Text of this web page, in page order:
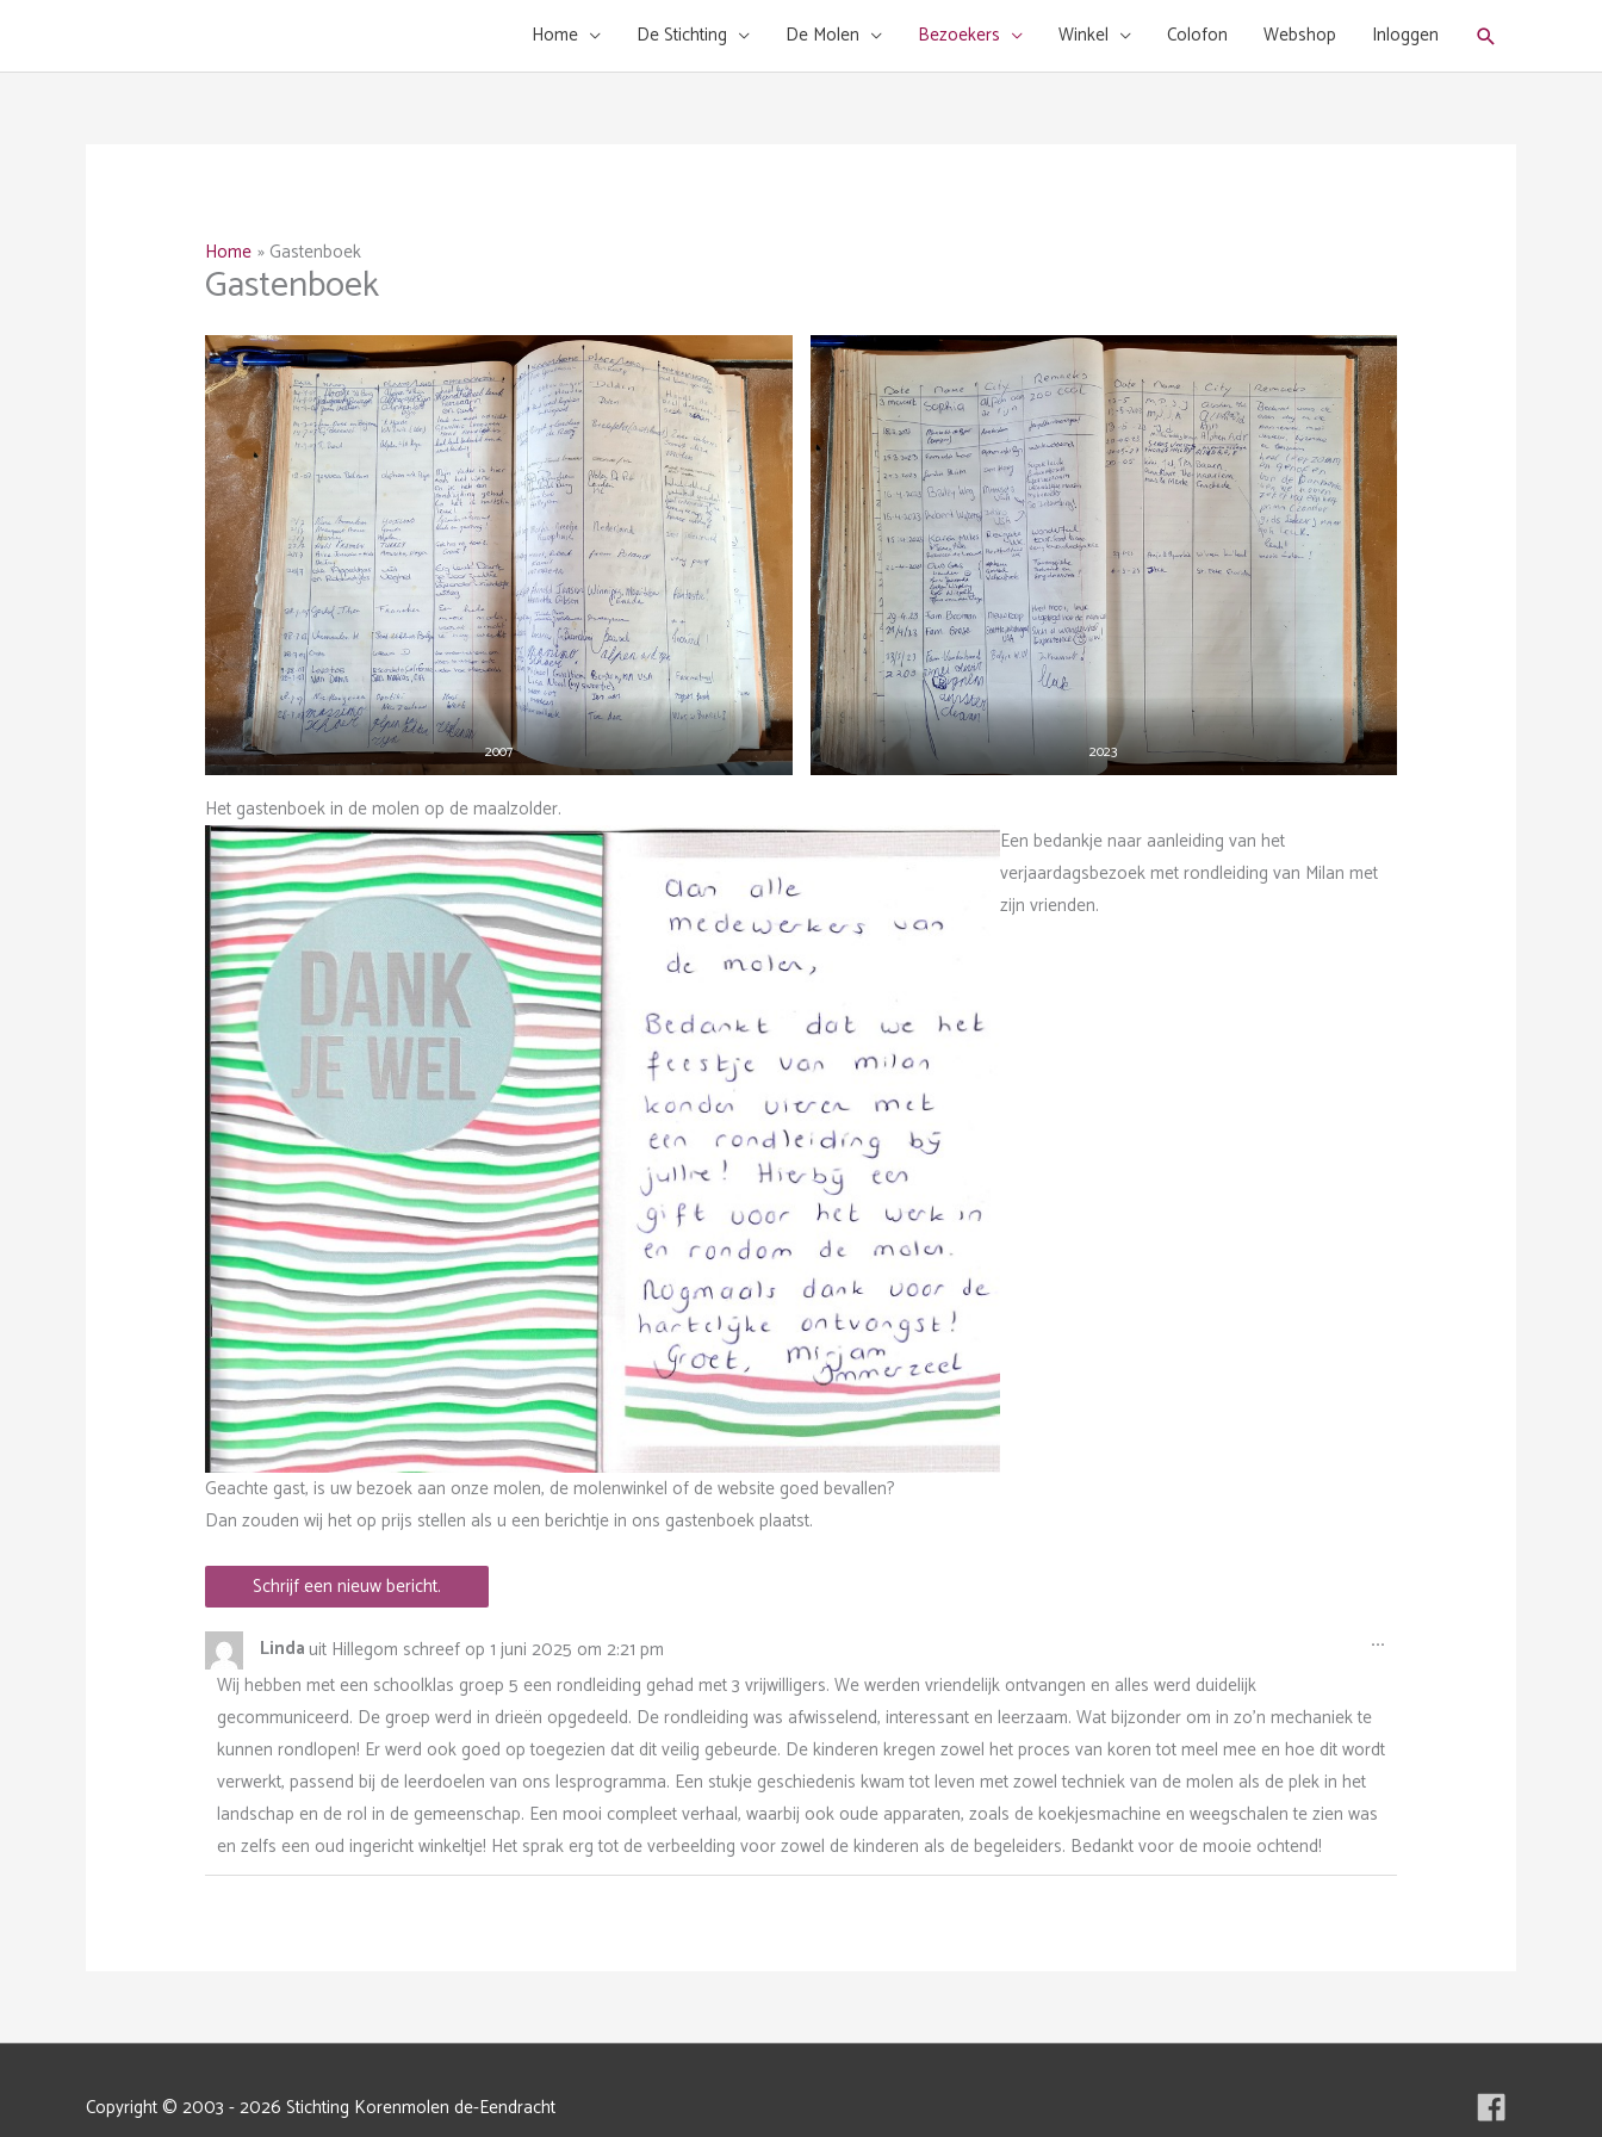
de
Home De Stichting De Molen Bezoekers Winkel Colofon Webshop Inloggen Zoeken
Home Gastenboek
Gastenboek
2007 2023
Het gastenboek in de molen op de maalzolder.
Een bedankje naar aanleiding van het
verjaardagsbezoek met rondleiding van Milan met
zijn vrienden.
Geachte gast, is uw bezoek aan onze molen, de molenwinkel of de website goed bevallen?
Dan zouden wij het op prijs stellen als u een berichtje in ons gastenboek plaatst.
Linda uit Hillegom schreef op 1 juni 2025 om 2:21 pm
Wij hebben met een schoolklas groep 5 een rondleiding gehad met 3 vrijwilligers. We werden vriendelijk ontvangen en alles werd duidelijk
gecommuniceerd. De groep werd in drieën opgedeeld. De rondleiding was afwisselend, interessant en leerzaam. Wat bijzonder om in zo'n mechaniek te
kunnen rondlopen! Er werd ook goed op toegezien dat dit veilig gebeurde. De kinderen kregen zowel het proces van koren tot meel mee en hoe dit wordt
verwerkt, passend bij de leerdoelen van ons lesprogramma. Een stukje geschiedenis kwam tot leven met zowel techniek van de molen als de plek in het
landschap en de rol in de gemeenschap. Een mooi compleet verhaal, waarbij ook oude apparaten, zoals de koekjesmachine en weegschalen te zien was
en zelfs een oud ingericht winkeltje! Het sprak erg tot de verbeelding voor zowel de kinderen als de begeleiders. Bedankt voor de mooie ochtend!
...Wissel
Copyright © 2003 - 2026 Stichting Korenmolen de-Eendracht